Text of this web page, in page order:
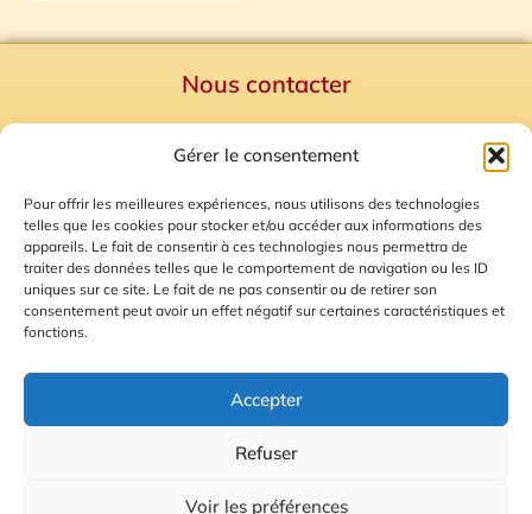
Gérer le consentement
Pour offrir les meilleures expériences, nous utilisons des technologies
telles que les cookies pour stocker et/ou accéder aux informations des
appareils. Le fait de consentir à ces technologies nous permettra de
traiter des données telles que le comportement de navigation ou les ID
uniques sur ce site. Le fait de ne pas consentir ou de retirer son
consentement peut avoir un effet négatif sur certaines caractéristiques et
fonctions.
Accepter
Refuser
Voir les préférences
Nous contacter
Mentions Légales
Plan du site
Gestion des Cookies
© 2026 Radio Calade